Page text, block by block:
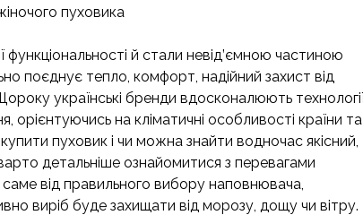
пуховика
й стали невід’ємною частиною
поєднує тепло, комфорт, надійний захист від
українські бренди вдосконалюють
орієнтуючись на кліматичні особливості країни та
пуховик і чи можна знайти водночас якісний,
детальніше ознайомитися з перевагами
саме від правильного вибору наповнювача,
виріб буде захищати від морозу, дощу чи вітру.